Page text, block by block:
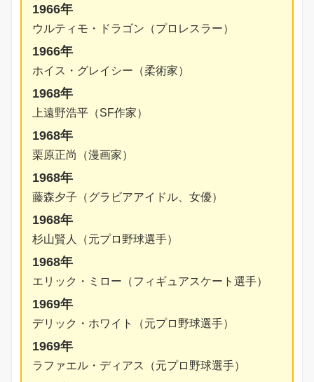
1966年
ウルティモ・ドラゴン（プロレスラー）
1966年
ホイス・グレイシー（柔術家）
1968年
上遠野浩平（SF作家）
1968年
栗原正尚（漫画家）
1968年
藤森夕子（グラビアアイドル、女優）
1968年
杉山賢人（元プロ野球選手）
1968年
エリック・ミロー（フィギュアスケート選手）
1969年
デリック・ホワイト（元プロ野球選手）
1969年
ラファエル・ディアス（元プロ野球選手）